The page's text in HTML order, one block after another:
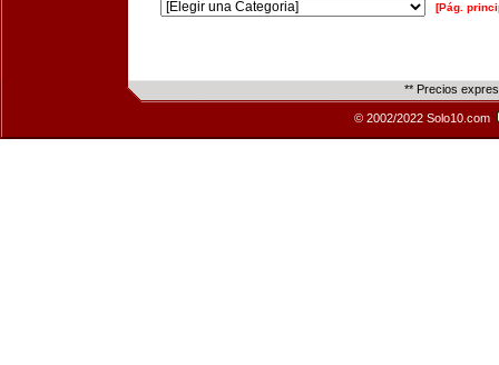
[Pág.
** Precios
© 2002/2022 Solo10.com